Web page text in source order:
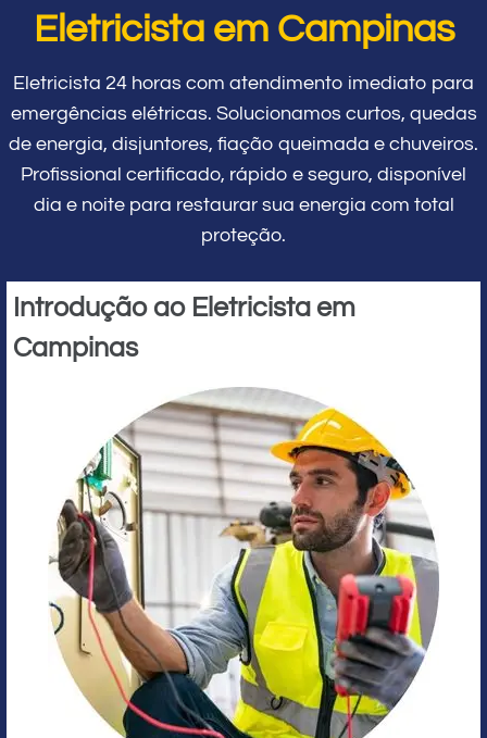
Eletricista em Campinas
Eletricista 24 horas com atendimento imediato para
emergências elétricas. Solucionamos curtos, quedas
de energia, disjuntores, fiação queimada e chuveiros.
Profissional certificado, rápido e seguro, disponível
dia e noite para restaurar sua energia com total
proteção.
Introdução ao Eletricista em
Campinas